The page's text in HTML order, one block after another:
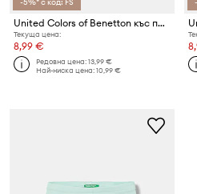
-5%* с код: FS
United Colors of Benetton къс панталон тип анцуг за деца от памук
Текуща цена:
8,99 €
Редовна цена:13,99 €
Най-ниска цена:10,99 €